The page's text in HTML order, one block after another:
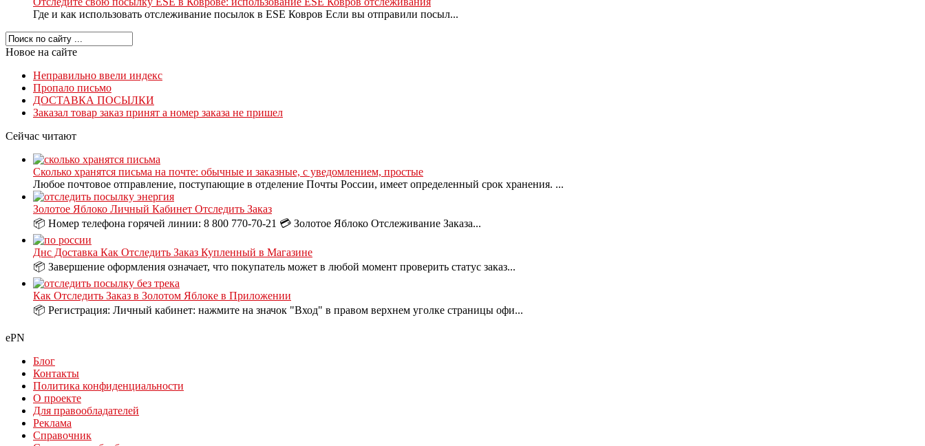
Где и как использовать отслеживание посылок в ESE Ковров Если вы отправили посыл...
Новое на сайте
Неправильно ввели индекс
Пропало письмо
ДОСТАВКА ПОСЫЛКИ
Заказал товар заказ принят а номер заказа не пришел
Сейчас читают
Сколько хранятся письма на почте: обычные и заказные, с уведомлением, простые
Любое почтовое отправление, поступающие в отделение Почты России, имеет определенный срок хранения. ...
Золотое Яблоко Личный Кабинет Отследить Заказ
📦 Номер телефона горячей линии: 8 800 770-70-21 💳 Золотое Яблоко Отслеживание Заказа...
Днс Доставка Как Отследить Заказ Купленный в Магазине
📦 Завершение оформления означает, что покупатель может в любой момент проверить статус заказ...
Как Отследить Заказ в Золотом Яблоке в Приложении
📦 Регистрация: Личный кабинет: нажмите на значок "Вход" в правом верхнем уголке страницы офи...
ePN
Блог
Контакты
Политика конфиденциальности
О проекте
Для правообладателей
Реклама
Справочник